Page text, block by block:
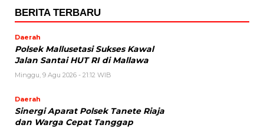
BERITA TERBARU
Daerah
Polsek Mallusetasi Sukses Kawal
Jalan Santai HUT RI di Mallawa
Minggu, 9 Agu 2026 - 21:12 WIB
Daerah
Sinergi Aparat Polsek Tanete Riaja
dan Warga Cepat Tanggap